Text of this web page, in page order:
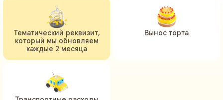
Вынос торта
Тематический реквизит,
который мы обновляем
каждые 2 месяца